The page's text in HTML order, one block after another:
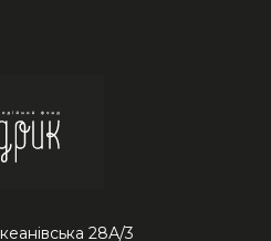
28А/3